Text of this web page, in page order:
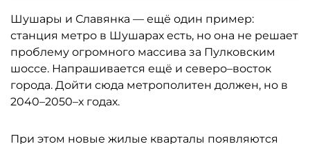
Шушары и Славянка — ещё один пример:
станция метро в Шушарах есть, но она не решает
проблему огромного массива за Пулковским
шоссе. Напрашивается ещё и северо–восток
города. Дойти сюда метрополитен должен, но в
2040–2050–х годах.
При этом новые жилые кварталы появляются